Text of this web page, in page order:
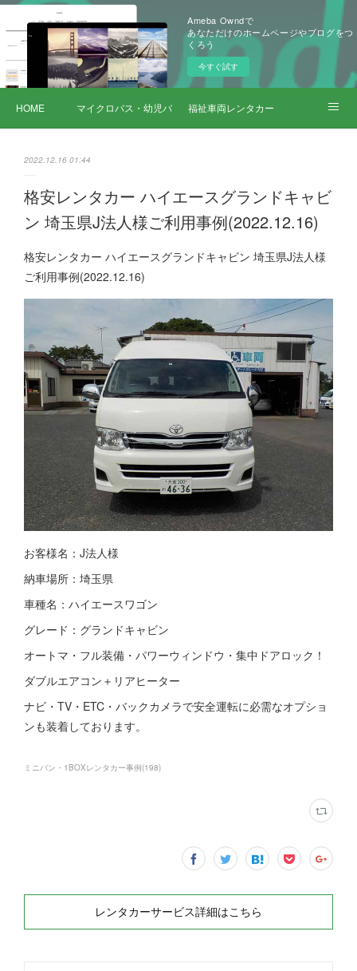
Ameba Owndで
あなただけのホームページやブログをつ
くろう
今すぐ試す
HOME マイクロバス・幼児バス レンタカー福祉車両レンタカー
2022.12.16 01:44
格安レンタカー ハイエースグランドキャビ
ン 埼玉県J法人様ご利用事例(2022.12.16)
格安レンタカー ハイエースグランドキャビン 埼玉県J法人様
ご利用事例(2022.12.16)
お客様名：J法人様
納車場所：埼玉県
車種名：ハイエースワゴン
グレード：グランドキャビン
オートマ・フル装備・パワーウィンドウ・集中ドアロック！
ダブルエアコン＋リアヒーター
ナビ・TV・ETC・バックカメラで安全運転に必需なオプショ
ンも装着しております。
ミニバン・1BOXレンタカー事例(198)
レンタカーサービス詳細はこちら